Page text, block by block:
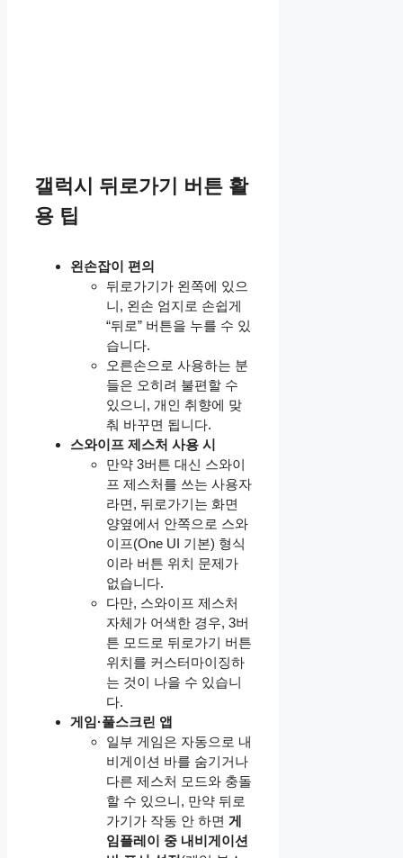
갤럭시 뒤로가기 버튼 활
용 팁
왼손잡이 편의
뒤로가기가 왼쪽에 있으
니, 왼손 엄지로 손쉽게
“뒤로” 버튼을 누를 수 있
습니다.
오른손으로 사용하는 분
들은 오히려 불편할 수
있으니, 개인 취향에 맞
춰 바꾸면 됩니다.
스와이프 제스처 사용 시
만약 3버튼 대신 스와이
프 제스처를 쓰는 사용자
라면, 뒤로가기는 화면
양옆에서 안쪽으로 스와
이프(One UI 기본) 형식
이라 버튼 위치 문제가
없습니다.
다만, 스와이프 제스처
자체가 어색한 경우, 3버
튼 모드로 뒤로가기 버튼
위치를 커스터마이징하
는 것이 나을 수 있습니
다.
게임·풀스크린 앱
일부 게임은 자동으로 내
비게이션 바를 숨기거나
다른 제스처 모드와 충돌
할 수 있으니, 만약 뒤로
가기가 작동 안 하면 게
임플레이 중 내비게이션